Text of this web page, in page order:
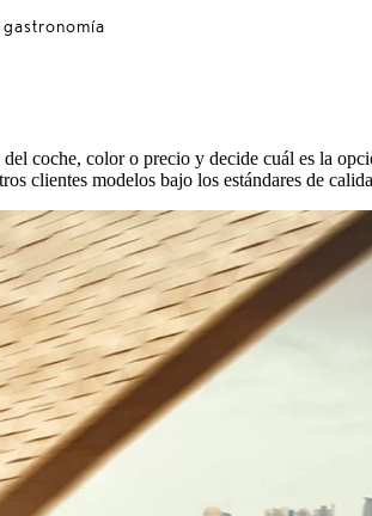
coche, color o precio y decide cuál es la
clientes modelos bajo los estándares de